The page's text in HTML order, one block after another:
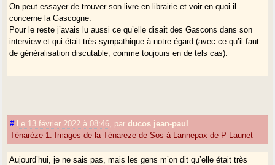
On peut essayer de trouver son livre en librairie et voir en quoi il
concerne la Gascogne.
Pour le reste j’avais lu aussi ce qu’elle disait des Gascons dans son
interview et qui était très sympathique à notre égard (avec ce qu’il faut
de généralisation discutable, comme toujours en de tels cas).
# Le 13 février 2022 à 08:46 parducos jean-paul
Ténarèze 1. Images de la Ténareze de Sos à Lannepax de P Launet
Aujourd’hui, je ne sais pas, mais les gens m’on dit qu’elle était très